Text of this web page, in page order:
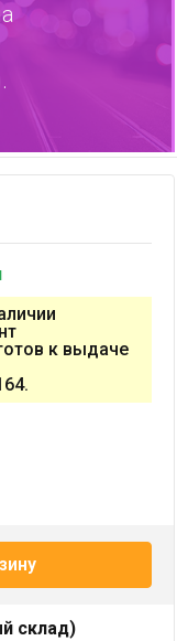
к выдаче
склад)